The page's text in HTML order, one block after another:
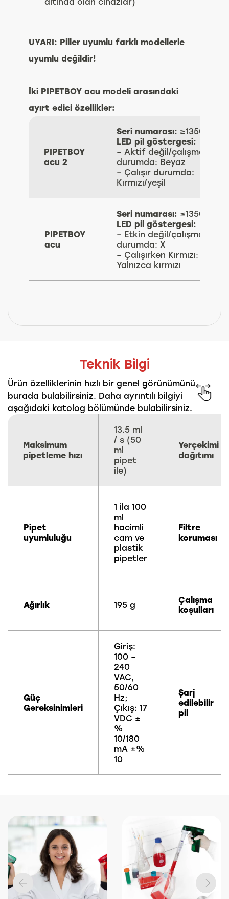
UYARI: Piller uyumlu farklı modellerle
uyumlu değildir!
İki PIPETBOY acu modeli arasındaki
ayırt edici özellikler:
PIPETBOY
acu 2
Seri numarası: ≥135001
LED pil göstergesi:
– Aktif değil/çalışmayan
durumda: Beyaz
– Çalışır durumda:
Kırmızı/yeşil
PIPETBOY
acu
Seri numarası: ≤1350000
LED pil göstergesi:
– Etkin değil/çalışmayan
durumda: X
– Çalışırken Kırmızı:
Yalnızca kırmızı
Teknik Bilgi
Ürün özelliklerinin hızlı bir genel görünümünü
burada bulabilirsiniz. Daha ayrıntılı bilgiyi
aşağıdaki katolog bölümünde bulabilirsiniz.
Maksimum
pipetleme hızı
13.5 ml
/ s (50
ml
pipet
ile)
Yerçekimi
dağıtımı
Pipet
uyumluluğu
1 ila 100
ml
hacimli
cam ve
plastik
pipetler
Filtre
koruması
Ağırlık 195 g
Çalışma
koşulları
Güç
Gereksinimleri
Giriş:
100 –
240
VAC,
50/60
Hz;
Çıkış: 17
VDC ±
%
10/180
mA ±%
10
Şarj
edilebilir
pil